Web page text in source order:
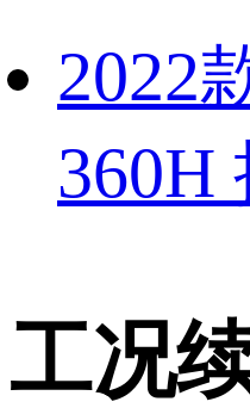
2022
360H
工况